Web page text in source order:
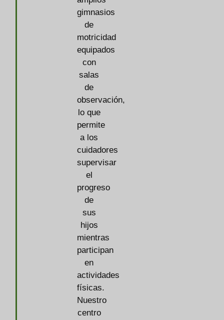
gimnasios
de
motricidad
equipados
con
salas
de
observación,
lo que
permite
a los
cuidadores
supervisar
el
progreso
de
sus
hijos
mientras
participan
en
actividades
físicas.
Nuestro
centro